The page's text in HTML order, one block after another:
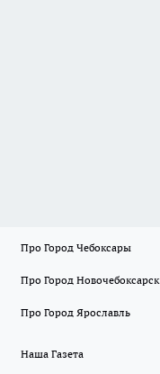
Про Город Чебоксары
Про Город Новочебоксарск
Про Город Ярославль
Наша Газета